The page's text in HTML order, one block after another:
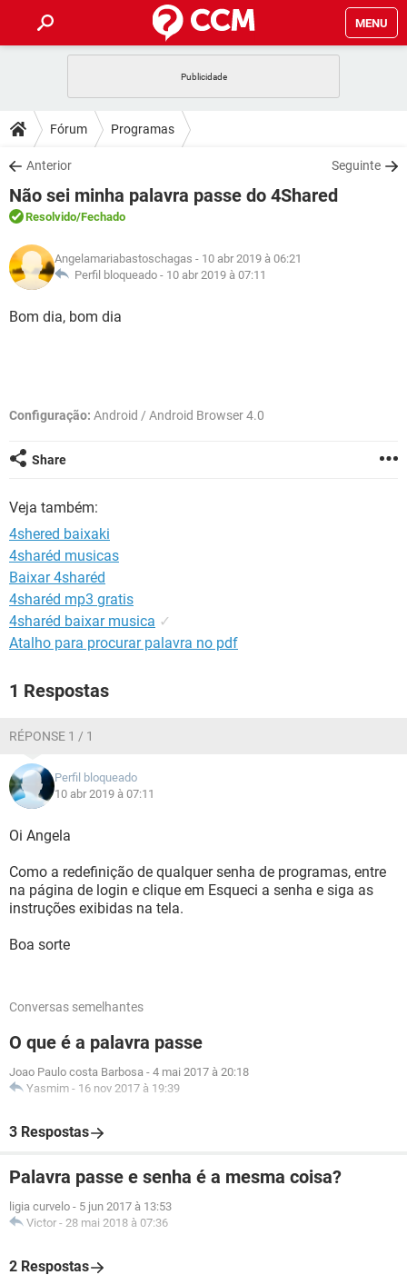
MENU
CELULAR
OUTLOOK
INSTAGRAM GMAIL
GUIA DE COMPRAS
DICAS
JOGOS
OUTLOOK
INSTAGRAM
GUIA DE COMPRAS
DOWNLOADS
JOGOS WHATSAPP
CELULAR
OUTLOOK EXCEL
INSTAGRAM
GUIA DE COMPRAS
FÓRUM
JOGOS
CELULAR FACEBOOK
GLOSSÁRIO
JOGOS
CELULAR
GUIA DE COMPRAS
Fórum Programas
Anterior Seguinte
Não sei minha palavra passe do 4Shared
Resolvido/Fechado
Angelamariabastoschagas - 10 abr 2019 à 06:21
Perfil bloqueado - 10 abr 2019 à 07:11
Bom dia, bom dia
Configuração: Android / Android Browser 4.0
Share
Veja também:
4shered baixaki
4sharéd musicas
Baixar 4sharéd
4sharéd mp3 gratis
4sharéd baixar musica ✓
Atalho para procurar palavra no pdf
1 Respostas
RÉPONSE 1 / 1
Perfil bloqueado
10 abr 2019 à 07:11
Oi Angela
Como a redefinição de qualquer senha de programas, entre
na página de login e clique em Esqueci a senha e siga as
instruções exibidas na tela.
Boa sorte
Conversas semelhantes
O que é a palavra passe
Joao Paulo costa Barbosa - 4 mai 2017 à 20:18
Yasmim - 16 nov 2017 à 19:39
3 Respostas
Palavra passe e senha é a mesma coisa?
ligia curvelo - 5 jun 2017 à 13:53
Victor - 28 mai 2018 à 07:36
2 Respostas